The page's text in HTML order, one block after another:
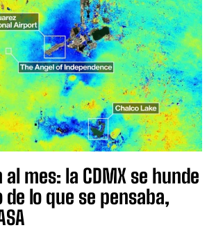
mes: la CDMX se hunde
lo que se pensaba,